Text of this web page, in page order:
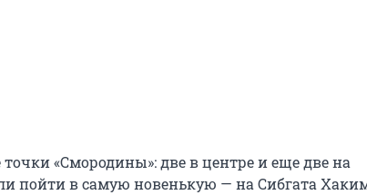
точки «Смородины»: две в центре и еще две на
пойти в самую новенькую — на Сибгата